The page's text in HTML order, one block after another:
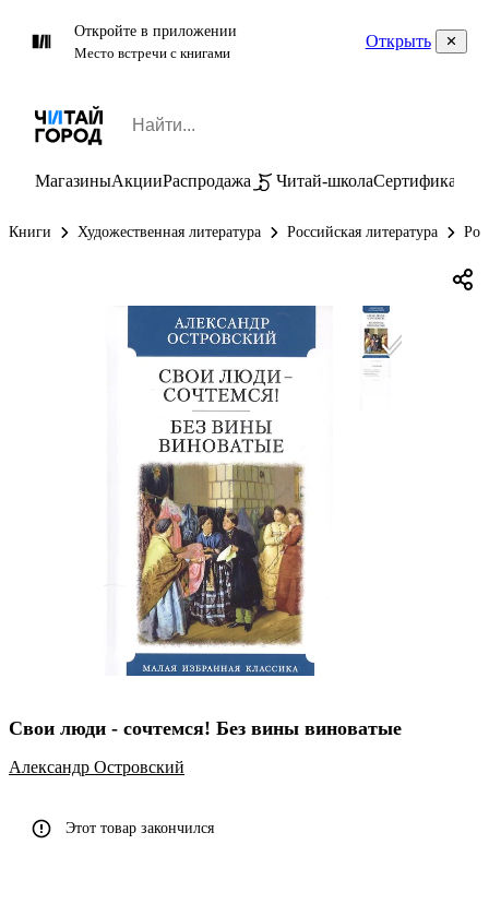
Откройте в приложении
Место встречи с книгами
Открыть
МагазиныАкцииРаспродажа Читай-школаСертификаты
Книги Художественная литература Российская литература
Свои люди - сочтемся! Без вины виноватые
Александр Островский
Этот товар закончился